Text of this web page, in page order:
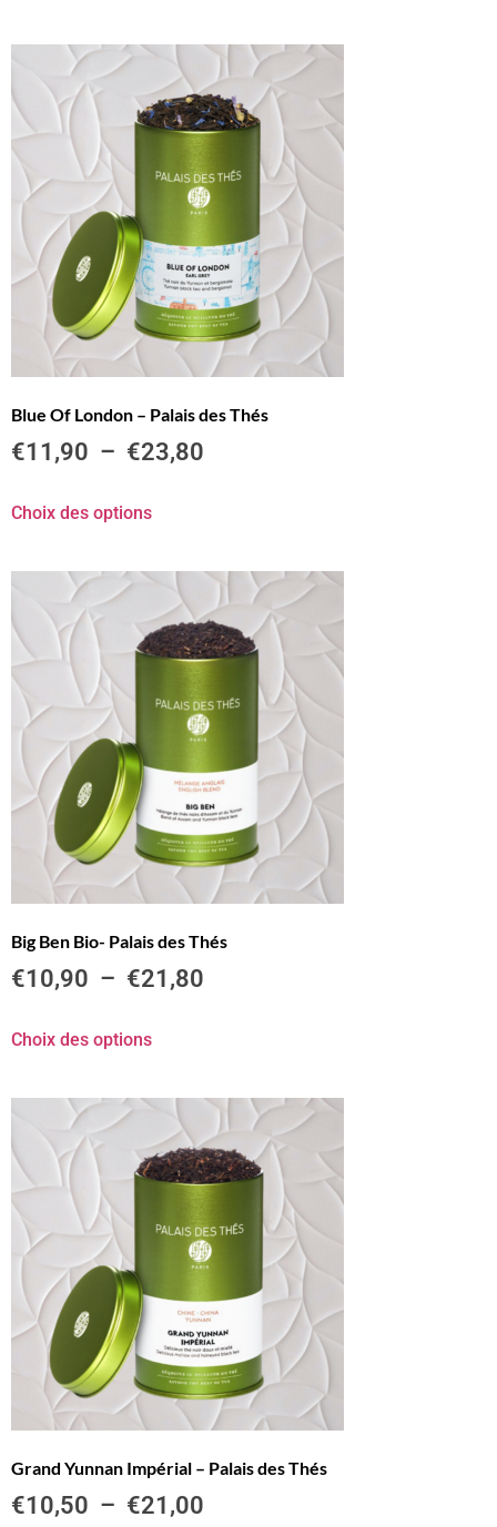
Blue Of London – Palais des Thés
€11,90 – €23,80
Choix des options
Big Ben Bio- Palais des Thés
€10,90 – €21,80
Choix des options
Grand Yunnan Impérial – Palais des Thés
€10,50 – €21,00